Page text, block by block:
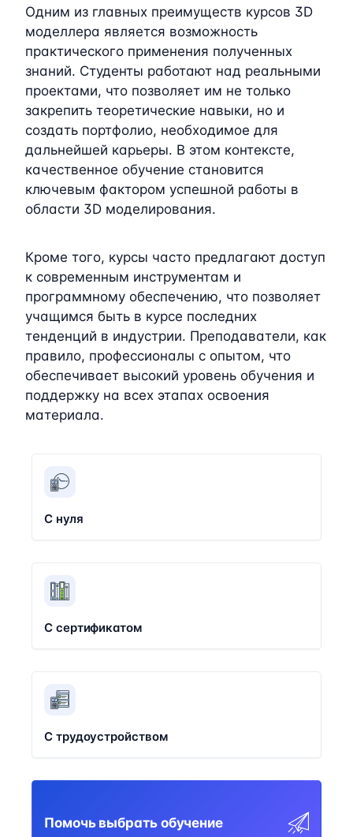
Одним из главных преимуществ курсов 3D
моделлера является возможность
практического применения полученных
знаний. Студенты работают над реальными
проектами, что позволяет им не только
закрепить теоретические навыки, но и
создать портфолио, необходимое для
дальнейшей карьеры. В этом контексте,
качественное обучение становится
ключевым фактором успешной работы в
области 3D моделирования.
Кроме того, курсы часто предлагают доступ
к современным инструментам и
программному обеспечению, что позволяет
учащимся быть в курсе последних
тенденций в индустрии. Преподаватели, как
правило, профессионалы с опытом, что
обеспечивает высокий уровень обучения и
поддержку на всех этапах освоения
материала.
С нуля
С сертификатом
С трудоустройством
Помочь выбрать обучение